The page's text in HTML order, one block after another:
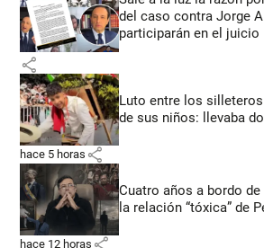
del caso contra Jorge
participarán en el juicio
share
Luto entre los
de sus niños: llevaba
hace 5 horas share
Cuatro años a bordo
la relación “tóxica” de
hace 12 horas